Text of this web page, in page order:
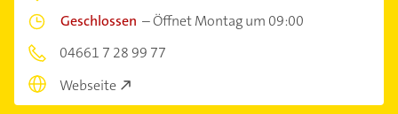
Geschlossen –Öffnet Montag um 09:00
04661 7 28 99 77
Webseite